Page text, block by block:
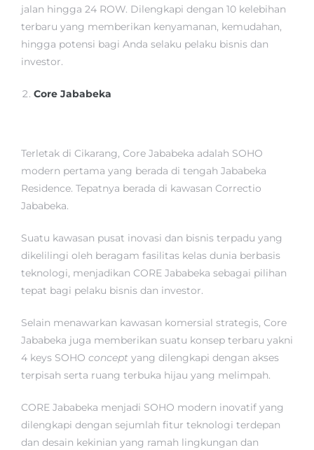
jalan hingga 24 ROW. Dilengkapi dengan 10 kelebihan
terbaru yang memberikan kenyamanan, kemudahan,
hingga potensi bagi Anda selaku pelaku bisnis dan
investor.
Core Jababeka
Terletak di Cikarang, Core Jababeka adalah SOHO
modern pertama yang berada di tengah Jababeka
Residence. Tepatnya berada di kawasan Correctio
Jababeka.
Suatu kawasan pusat inovasi dan bisnis terpadu yang
dikelilingi oleh beragam fasilitas kelas dunia berbasis
teknologi, menjadikan CORE Jababeka sebagai pilihan
tepat bagi pelaku bisnis dan investor.
Selain menawarkan kawasan komersial strategis, Core
Jababeka juga memberikan suatu konsep terbaru yakni
4 keys SOHO concept yang dilengkapi dengan akses
terpisah serta ruang terbuka hijau yang melimpah.
CORE Jababeka menjadi SOHO modern inovatif yang
dilengkapi dengan sejumlah fitur teknologi terdepan
dan desain kekinian yang ramah lingkungan dan